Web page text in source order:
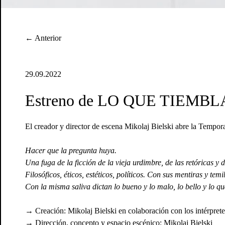
← Anterior
29.09.2022
Estreno de LO QUE
El creador y director de escena Mikolaj Bielski abre la
Hacer que la pregunta huya.
Una fuga de la ficción de la vieja urdimbre, de las retóricas y
Filosóficos, éticos, estéticos, políticos. Con sus mentiras y
Con la misma saliva dictan lo bueno y lo malo, lo bello y lo
→ Creación: Mikolaj Bielski en colaboración con los
→ Dirección, concepto y espacio escénico: Mikolaj Bielski